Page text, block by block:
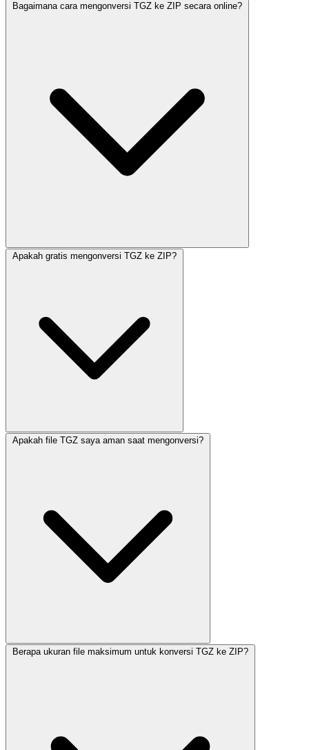
Bagaimana cara mengonversi TGZ ke ZIP secara online?
Apakah gratis mengonversi TGZ ke ZIP?
Apakah file TGZ saya aman saat mengonversi?
Berapa ukuran file maksimum untuk konversi TGZ ke ZIP?